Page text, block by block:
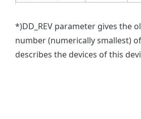
*)DD_REV parameter gives the
number (numerically smallest)
describes the devices of this